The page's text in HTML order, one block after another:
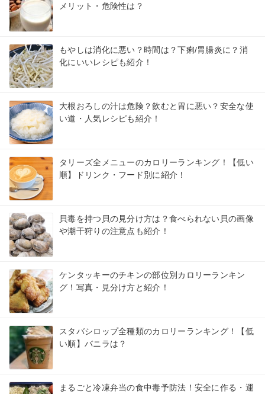
メリット・危険性は？
もやしは消化に悪い？時間は？下痢/胃腸炎に？消
化にいいレシピも紹介！
大根おろしの汁は危険？飲むと胃に悪い？安全な使
い道・人気レシピも紹介！
タリーズ全メニューのカロリーランキング！【低い
順】ドリンク・フード別に紹介！
貝毒を持つ貝の見分け方は？食べられない貝の画像
や潮干狩りの注意点も紹介！
ケンタッキーのチキンの部位別カロリーランキン
グ！写真・見分け方と紹介！
スタバシロップ全種類のカロリーランキング！【低
い順】バニラは？
まるごと冷凍弁当の食中毒予防法！安全に作る・運